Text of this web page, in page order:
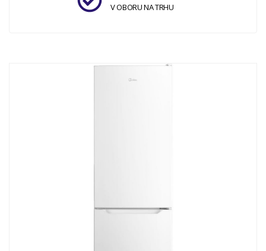
V OBORU NA TRHU